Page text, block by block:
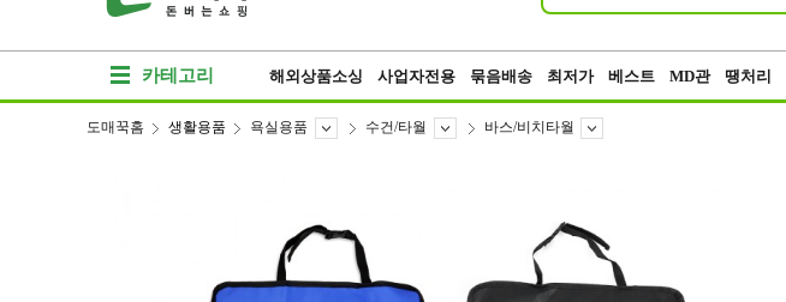
카테고리 해외상품소싱 사업자전용 묶음배송 최저가 베스트 MD관 땡처리
도매꾹홈 생활용품 욕실용품 수건/타월 바스/비치타월